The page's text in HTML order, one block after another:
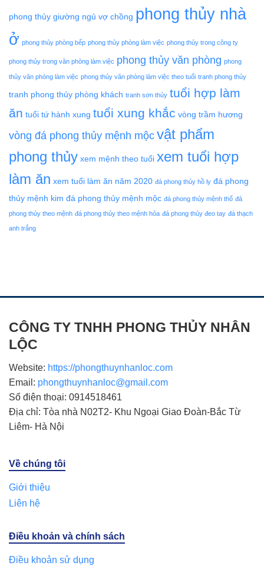
phong thủy giường ngủ vợ chồng phong thủy nhà
ở phong thủy phòng bếp phong thủy phòng làm việc phong thủy trong công ty
phong thủy trong văn phòng làm việc phong thủy văn phòng phong
thủy văn phòng làm việc phong thủy văn phòng làm việc theo tuổi tranh phong thủy
tranh phong thủy phòng khách tranh sơn thủy tuổi hợp làm
ăn tuổi tứ hành xung tuổi xung khắc vòng trầm hương
vòng đá phong thủy mệnh mộc vật phẩm
phong thủy xem mệnh theo tuổi xem tuổi hợp
làm ăn xem tuổi làm ăn năm 2020 đá phong thủy hồ ly đá phong
thủy mệnh kim đá phong thủy mệnh mộc đá phong thủy mệnh thổ đá
phong thủy theo mệnh đá phong thủy theo mệnh hỏa đá phong thủy đeo tay đá thạch
anh trắng
CÔNG TY TNHH PHONG THỦY NHÂN
LỘC
Website: https://phongthuynhanloc.com
Email: phongthuynhanloc@gmail.com
Số điện thoại: 0914518461
Địa chỉ: Tòa nhà N02T2- Khu Ngoại Giao Đoàn-Bắc Từ
Liêm- Hà Nội
Về chúng tôi
Giới thiệu
Liên hệ
Điều khoản và chính sách
Điều khoản sử dụng